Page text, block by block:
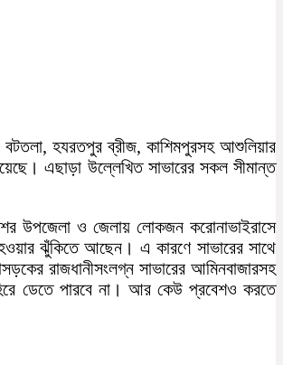
বটতলা, হযরতপুর ব্রীজ, কাশিমপুরসহ আশুলিয়ার
এছাড়া উল্লেখিত সাভারের সকল সীমান্ত
উপজেলা ও জেলায় লোকজন করোনাভাইরাসে
ঝুঁকিতে আছেন। এ কারণে সাভারের সাথে
রাজধানীসংলগ্ন সাভারের আমিনবাজারসহ
ডেতে পারবে না। আর কেউ প্রবেশও করতে